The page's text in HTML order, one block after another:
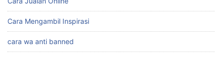
Cara Mengambil Inspirasi
cara wa anti banned